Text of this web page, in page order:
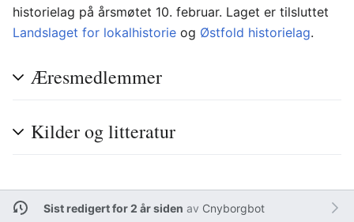
historielag på årsmøtet 10. februar. Laget er tilsluttet
Landslaget for lokalhistorie og Østfold historielag.
Æresmedlemmer
Kilder og litteratur
Sist redigert for 2 år siden av Cnyborgbot